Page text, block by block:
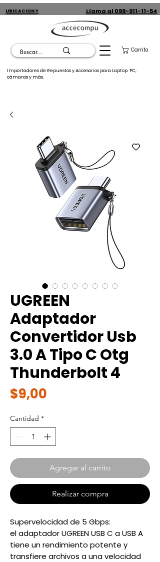
UBICACION Y
Llama al 099-911-11-54
Carrito
Importadores de Repuestos y Accesorios para Laptop. PC,
cámaras y más.
UGREEN
Adaptador
Convertidor Usb
3.0 A Tipo C Otg
Thunderbolt 4
$9,00
Cantidad *
Agregar al carrito
Realizar compra
Supervelocidad de 5 Gbps:
el adaptador UGREEN USB C a USB A
tiene un rendimiento potente y
transfiere archivos a una velocidad